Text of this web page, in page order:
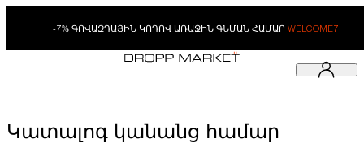
-7% ԳՈՎԱԶԴԱՅԻՆ ԿՈԴՈՎ ԱՌԱՋԻՆ ԳՆՄԱՆ ՀԱՄԱՐ WELCOME7
Կատալոգ կանանց համար